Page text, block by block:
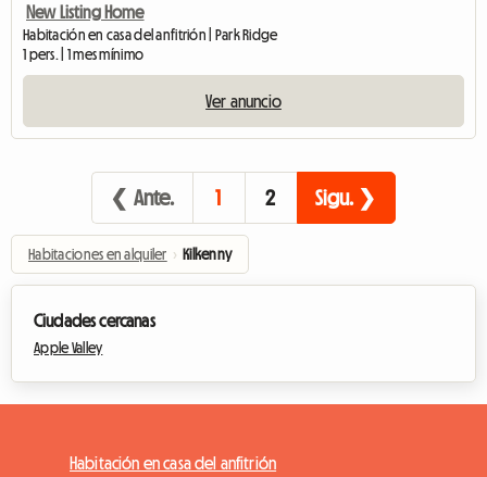
New Listing Home
Habitación en casa del anfitrión | Park Ridge
1 pers. | 1 mes mínimo
Ver anuncio
❮ Ante. 1 2 Sigu. ❯
Habitaciones en alquiler › Kilkenny
Ciudades cercanas
Apple Valley
Habitación en casa del anfitrión